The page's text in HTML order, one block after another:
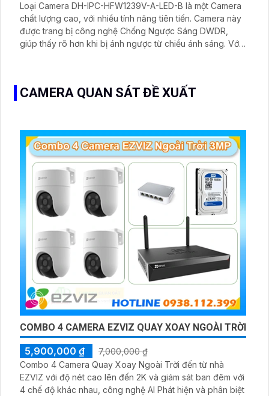
Loại Camera DH-IPC-HFW1239V-A-LED-B là một Camera
chất lượng cao, với nhiều tính năng tiên tiến. Camera này
được trang bị công nghệ Chống Ngược Sáng DWDR,
giúp thấy rõ hơn khi bị ánh ngược từ chiều ánh sáng. Với
CAMERA QUAN SÁT ĐỀ XUẤT
COMBO 4 CAMERA EZVIZ QUAY XOAY NGOÀI TRỜI
5,900,000 ₫
7,000,000 ₫
Combo 4 Camera Quay Xoay Ngoài Trời đến từ nhà
EZVIZ với độ nét cao lên đến 2K và giám sát ban đêm với
4 chế độ khác nhau, công nghệ AI Phát hiện và phân biệt